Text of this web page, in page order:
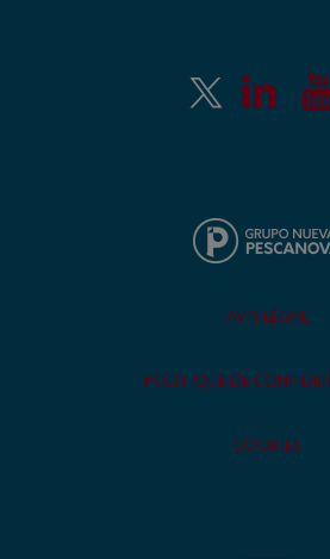
AVIS LÉGAL
POLITIQUE DE
COOKIES